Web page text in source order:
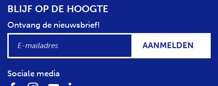
BLIJF OP DE HOOGTE
Ontvang de nieuwsbrief!
AANMELDEN
Sociale media